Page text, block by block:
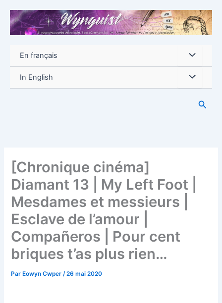
contenu
En français
In English
[Chronique cinéma]
Diamant 13 | My Left Foot |
Mesdames et messieurs |
Esclave de l’amour |
Compañeros | Pour cent
briques t’as plus rien…
ParEowyn Cwper /26 mai 2020